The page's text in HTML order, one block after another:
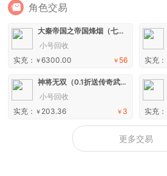
角色交易
大秦帝国之帝国烽烟（七日登录侠女同游）手游
小号回收
￥ 56
实充： ￥6300.00 实充：
神将无双（0.1折送传奇武将）H5
小号回收
￥ 3
实充： ￥ 203.36 实充：
更多交易